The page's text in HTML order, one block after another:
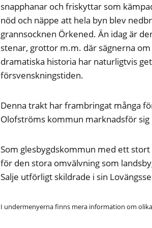
snapphanar och friskyttar som
nöd och näppe att hela byn blev
grannsocknen Örkened. Än idag är
stenar, grottor m.m. där sägnerna
dramatiska historia har naturligtvis
försvenskningstiden.
Denna trakt har frambringat många
Olofströms kommun marknadsför
Som glesbygdskommun med ett
för den stora omvälvning som
Salje utförligt skildrade i sin
I undermenyerna finns mera information om